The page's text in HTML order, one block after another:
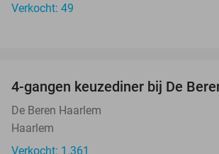
Verkocht: 49
4-gangen keuzediner bij De
De Beren Haarlem
Haarlem
Verkocht: 1.361